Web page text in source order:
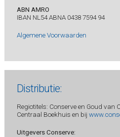
ABN AMRO
IBAN NL54 ABNA 0438 7594 94
Algemene Voorwaarden
Distributie:
Regiotitels: Conserve en Goud van
Centraal Boekhuis en bij
Uitgevers Conserve: